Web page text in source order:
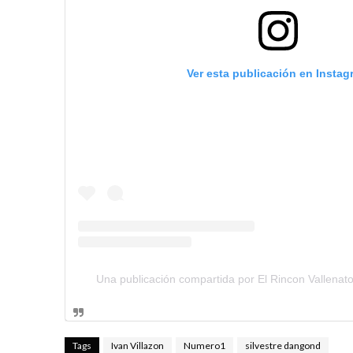
Ver esta publicación en
Una publicación compartida por El Rincon
Tags Ivan Villazon Numero1 silvestre dangond